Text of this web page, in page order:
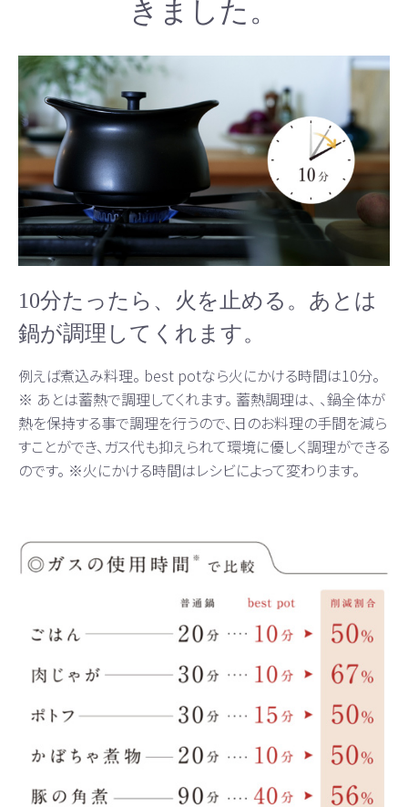
きました。
10分たったら、火を止める。あとは
鍋が調理してくれます。
例えば煮込み料理。 best potなら火にかける時間は10分。
※ あとは蓄熱で調理してくれます。 蓄熱調理は、 、鍋全体が
熱を保持する事で調理を行うので、日のお料理の手間を減ら
すことができ、ガス代も抑えられて環境に優しく調理ができる
のです。 ※火にかける時間はレシビによって変わります。